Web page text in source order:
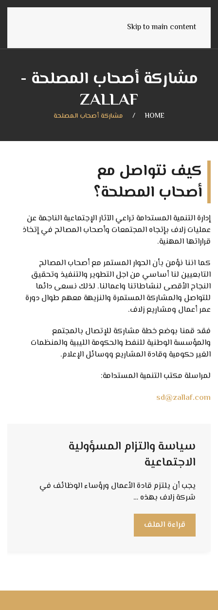
Skip to main content
مشاركة أصحاب المصلحة -
ZALLAF
HOME مشاركة أصحاب المصلحة
كيف نتواصل مع
أصحاب المصلحة؟
إدارة التنمية المستدامة تراعي الآثار الإجتماعية الناجمة عن
عمليات زلاف بإتجاه المجتمعات وأصحاب المصالح في إتخاذ
قراراتها المهنية.
كما اننا نؤمن بأن الحوار المستمر مع أصحاب المصالح
التابعيين لنا أساسي من اجل التطوير والتنفيذ وتحقيق
النجاح الأقصى لنشاطاتنا واعمالنا. لذلك نسعى دائما
للتواصل والمشاركة المستمرة والنزيهة معهم طوال دورة
عمر أعمال ومشاريع زلاف.
فقد قمنا بوضع خطة مشاركة للإتصال بالمجتمع
والمؤسسة الوطنية للنفط والحكومة الليبية والمنظمات
الغير حكومية وقادة المشاريع ووسائل الإعلام.
لمراسلة مكتب التنمية المستدامة:
sd@zallaf.com
سياسة والتزام المسؤولية
الاجتماعية
يجب أن يلتزم قادة الأعمال ورؤساء الوظائف في
شركة زلاف بهذه …
قراءة الملف